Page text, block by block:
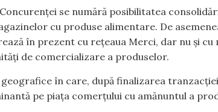
se numără posibilitatea
cu produse alimentare. De
în prezent cu rețeaua Merci, dar nu și
de comercializare a produselor.
în care, după finalizarea
pe piața comerțului cu amănuntul a